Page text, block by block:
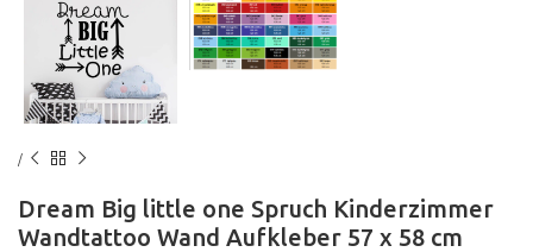
Dream Big little one Spruch Kinderzimmer
Wandtattoo Wand Aufkleber 57 x 58 cm